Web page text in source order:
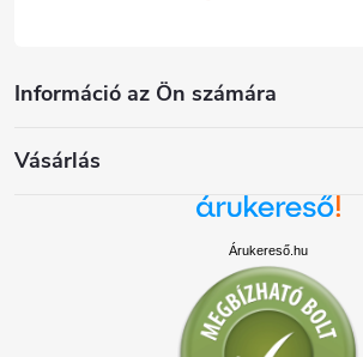
Információ az Ön számára
Vásárlás
Árukereső.hu